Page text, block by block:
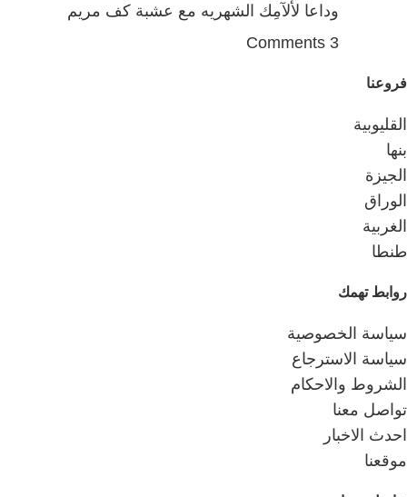
وداعا لألآمِك الشهريه مع عشبة كف مريم
3 Comments
فروعنا
القليوبية
بنها
الجيزة
الوراق
الغربية
طنطا
روابط تهمك
سياسة الخصوصية
سياسة الاسترجاع
الشروط والاحكام
تواصل معنا
احدث الاخبار
موقعنا